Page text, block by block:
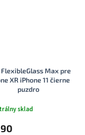
Max pre
XR iPhone 11 čierne
puzdro
sklad